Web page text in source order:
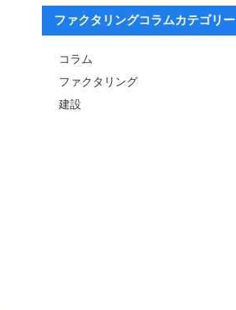
ファクタリングコラムカテゴリー
コラム
ファクタリング
建設